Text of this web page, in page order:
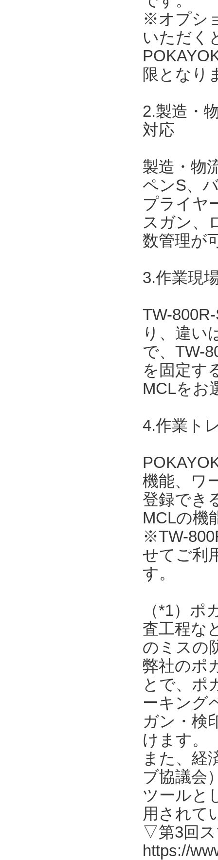
※オプシ
いただく
限となり
2.製造・
対応
製造・物
ペンS、
プライヤ
スガン、
数管理が
3.作業現
TW-
り、違い
で、TW-
を固定す
MCLをお
4.作業ト
機能、ワ
登録でき
MCLの機
※TW-
せてご利
す。
（*1）
査工程な
のミスの
弊社のポ
とで、ポ
ーキング
ガン・検
けます。
また、経
ブ協議会
ツールと
用されて
▽第3回ス
https://